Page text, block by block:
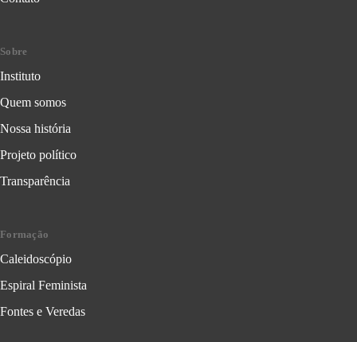
Sobre
Instituto
Quem somos
Nossa história
Projeto político
Transparência
Formação
Caleidoscópio
Espiral Feminista
Fontes e Veredas